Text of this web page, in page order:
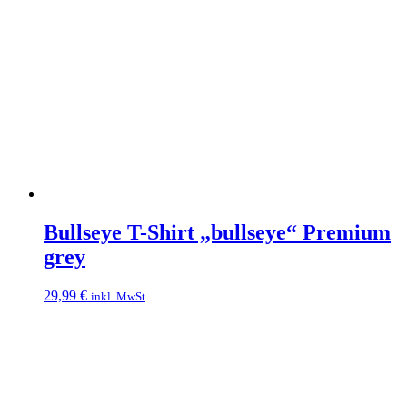
Bullseye T-Shirt „bullseye“ Premium
grey
29,99 € inkl. MwSt